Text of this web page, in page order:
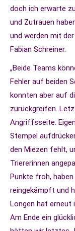
doch ich erwarte
und Zutrauen
und werden mit
Fabian Schreiner.
„Beide Teams
Fehler auf beiden
konnten aber auf
zurückgreifen.
Angriffsseite.
Stempel
den Miezen fehlt,
Triererinnen
Punkte froh,
reingekämpft und
Longen hat erneut
Am Ende ein